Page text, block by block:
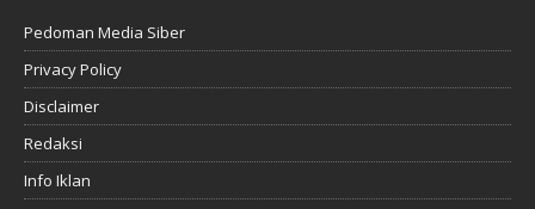
Pedoman Media Siber
Privacy Policy
Disclaimer
Redaksi
Info Iklan